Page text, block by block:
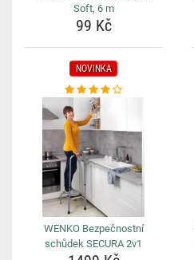
Soft, 6 m
99 Kč
NOVINKA
WENKO Bezpečnostní
schůdek SECURA 2v1